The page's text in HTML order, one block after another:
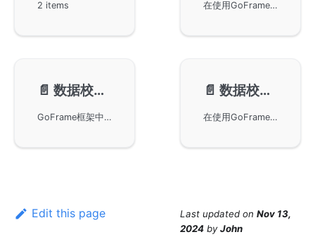
2 items 在使用GoFrame框架的数据校验组件时，自定义错误提示并支持i18n国际化功能。通过结合i18n组件，可以方便地设置不同语言的错误信息。文中详细说明了如何配置英文和中文的i18n文件，以及如何通过中间件进行错误提示语言的设置，帮助开发者更高效地进行国际化处理。
📄️ 数据校验-方法介绍
GoFrame框架中的数据校验功能，详细描述了包括New、Run、Clone、I18n、Bail、Ci等常用校验方法的使用。通过具体示例讲解如何使用这些方法进行有效的数据校验，并提供了定制化校验规则和错误提示的方法，帮助开发者更好地完成应用程序的数据校验工作。
📄️ 数据校验-常见问题
在使用GoFrame框架进行数据校验时，Struct默认值对required规则的影响及其解决方案，包括使用指针类型绕过默认值影响、组合校验规则以及Assoc联合校验方法，以确保校验准确性。
Edit this page Last updated on Nov 13,
2024 byJohn